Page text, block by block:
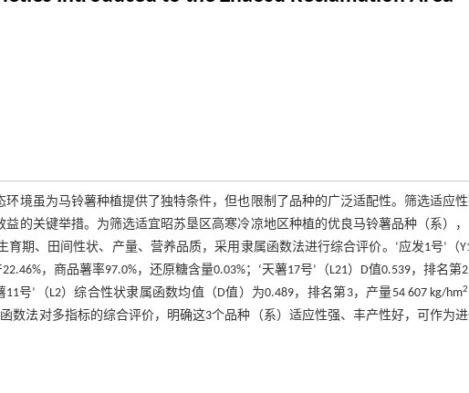
境虽为马铃薯种植提供了独特条件，但也限制了品种的广泛适配性。筛选适应性
的关键举措。为筛选适宜昭苏垦区高寒冷凉地区种植的优良马铃薯品种（系）
期、田间性状、产量、营养品质，采用隶属函数法进行综合评价。‘应发1号’（
，商品薯率97.0%，还原糖含量0.03%；‘天薯17号’（L21）D值0.539，排名第
11号’（L2）综合性状隶属函数均值（D值）为0.489，排名第3，产量54 607 kg/hm2
数法对多指标的综合评价，明确这3个品种（系）适应性强、丰产性好，可作为